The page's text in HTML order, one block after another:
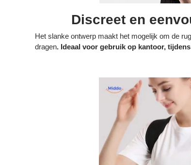
Discreet en
Het slanke ontwerp maakt het mogelijk om de
dragen. Ideaal voor gebruik op kantoor,